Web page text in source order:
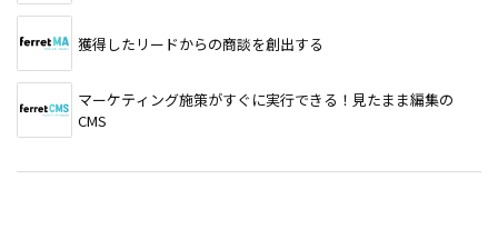
獲得したリードからの商談を創出する
マーケティング施策がすぐに実行できる！見たまま編集の
CMS